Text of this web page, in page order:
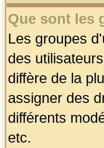
Que sont les
Les groupes
des
diffère de la
assigner des
différents
etc.